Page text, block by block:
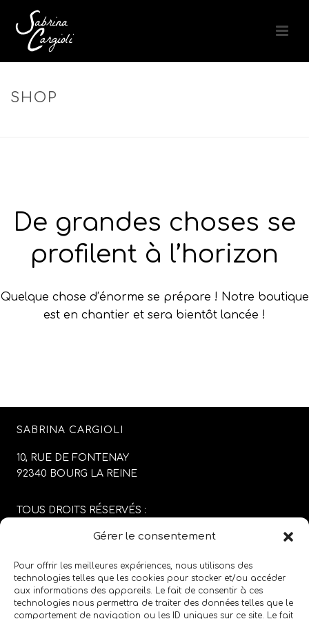
Gérer le consentement
Pour offrir les meilleures expériences, nous utilisons des
technologies telles que les cookies pour stocker et/ou accéder
aux informations des appareils. Le fait de consentir à ces
technologies nous permettra de traiter des données telles que le
comportement de navigation ou les ID uniques sur ce site. Le fait
SHOP
De grandes choses se
profilent à l’horizon
Quelque chose d’énorme se prépare ! Notre boutique
est en chantier et sera bientôt lancée !
SABRINA CARGIOLI
10, RUE DE FONTENAY
92340 BOURG LA REINE
TOUS DROITS RÉSERVÉS :
CONCEPTION DU SITE :
MENTIONS LÉGALES/CGV